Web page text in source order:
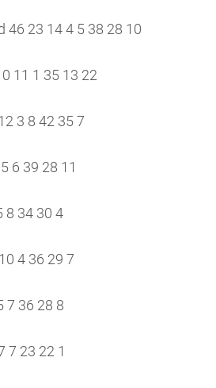
46 23 14 4 5 38 28 10
11 1 35 13 22
3 8 42 35 7
6 39 28 11
8 34 30 4
4 36 29 7
7 36 28 8
7 23 22 1